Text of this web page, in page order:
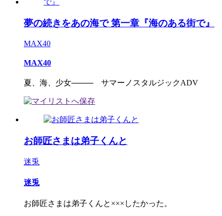
夢の続きをあの海で 第一章『海のある街で』
MAX40
MAX40
夏、海、少女──── サマーノスタルジックADV
お師匠さまは弟子くんと
迷兎
迷兎
お師匠さまは弟子くんと×××したかった。